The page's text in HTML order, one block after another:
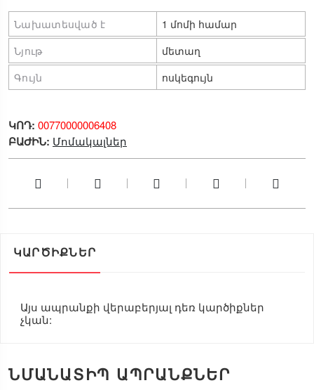
Նախատեսված է
1 մոմի համար
Նյութ
մետաղ
Գույն
ոսկեգույն
ԿՈԴ: 00770000006408
ԲԱԺԻՆ: Մոմակալներ
ԿԱՐԾԻՔՆԵՐ
Այս ապրանքի վերաբերյալ դեռ կարծիքներ
չկան:
ՆՄԱՆԱՏԻՊ ԱՊՐԱՆՔՆԵՐ